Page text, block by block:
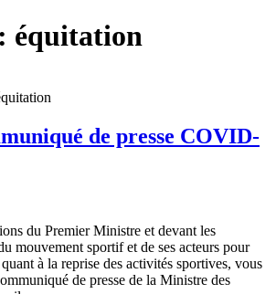
équitation
de presse COVID-
du Premier Ministre et devant les
mouvement sportif et de ses acteurs pour
à la reprise des activités sportives, vous
de presse de la Ministre des